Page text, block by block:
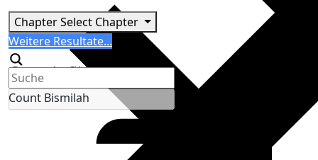
ChapterSelect Chapter
Search
Weitere Resultate...
Generic filters
Count Bismilah